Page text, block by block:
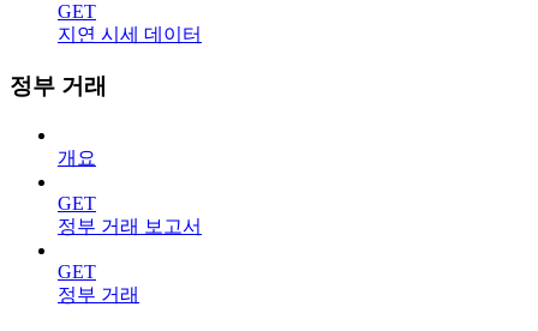
GET
지연 시세 데이터
정부 거래
개요
GET
정부 거래 보고서
GET
정부 거래